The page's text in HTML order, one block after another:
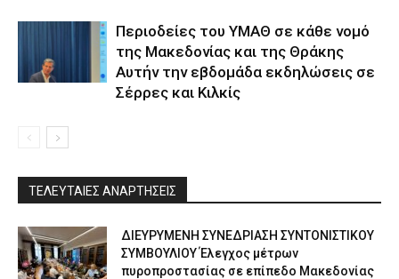
Περιοδείες του ΥΜΑΘ σε κάθε νομό
της Μακεδονίας και της Θράκης
Αυτήν την εβδομάδα εκδηλώσεις σε
Σέρρες και Κιλκίς
ΤΕΛΕΥΤΑΙΕΣ ΑΝΑΡΤΗΣΕΙΣ
ΔΙΕΥΡΥΜΕΝΗ ΣΥΝΕΔΡΙΑΣΗ ΣΥΝΤΟΝΙΣΤΙΚΟΥ
ΣΥΜΒΟΥΛΙΟΥ Έλεγχος μέτρων
πυροπροστασίας σε επίπεδο Μακεδονίας